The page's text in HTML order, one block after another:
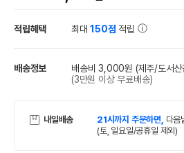
적립혜택 최대150점 적립
배송정보 배송비 3,000원 (제주/도서
(3만원 이상 무료배송)
내일배송 21시까지 주문하면, 다음
(토, 일요일/공휴일 제외)